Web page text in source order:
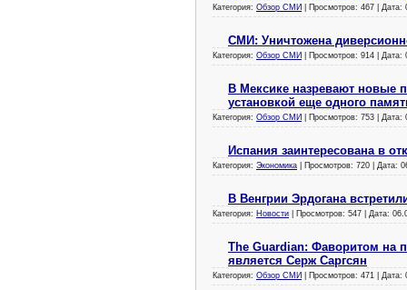
Категория: Обзор СМИ | Просмотров: 467 | Дата:
СМИ: Уничтожена
Категория: Обзор СМИ | Просмотров: 914 | Дата:
В Мексике назревают новые
установкой еще одного
Категория: Обзор СМИ | Просмотров: 753 | Дата:
Испания заинтересована в
Категория: Экономика | Просмотров: 720 | Дата:
В Венгрии Эрдогана
Категория: Новости | Просмотров: 547 | Дата:
The Guardian: Фаворитом на
является Серж Саргсян
Категория: Обзор СМИ | Просмотров: 471 | Дата: